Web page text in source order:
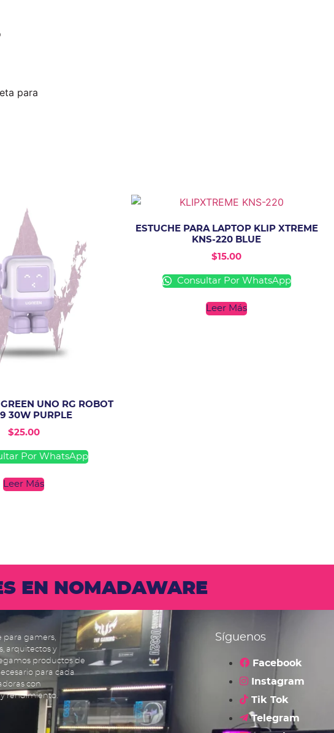
para
UNO RG ROBOT
30W PURPLE
$25.00
Por WhatsApp
Leer Más
ESTUCHE PARA LAPTOP KLIP XTREME
KNS-220 BLUE
$15.00
Consultar Por WhatsApp
Leer Más
EN NOMADAWARE
para gamers,
arquitectos y
productos de
para cada
con
rendimiento.
Síguenos
Facebook
Instagram
Tik Tok
Telegram